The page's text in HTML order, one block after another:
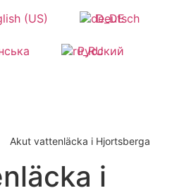
(US) Deutsch
Русский
Akut vattenläcka i Hjortsberga
i